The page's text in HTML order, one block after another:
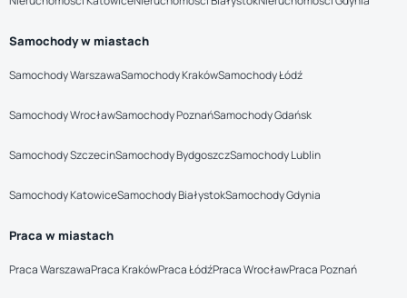
Samochody w miastach
Samochody WarszawaSamochody KrakówSamochody Łódź
Samochody WrocławSamochody PoznańSamochody Gdańsk
Samochody SzczecinSamochody BydgoszczSamochody Lublin
Samochody KatowiceSamochody BiałystokSamochody Gdynia
Praca w miastach
Praca WarszawaPraca KrakówPraca ŁódźPraca WrocławPraca Poznań